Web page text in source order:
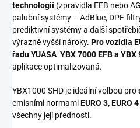
technologií(zpravidla EFB nebo
palubní systémy – AdBlue, DPF
prediktivní systémy a další
výrazně vyšší nároky. Pro vozidla
řadu YUASA YBX 7000 EFB a YBX
aplikace optimalizovaná.
YBX1000 SHD je ideální volbou pro
emisními normamiEURO 3, EURO
všechny její přednosti.